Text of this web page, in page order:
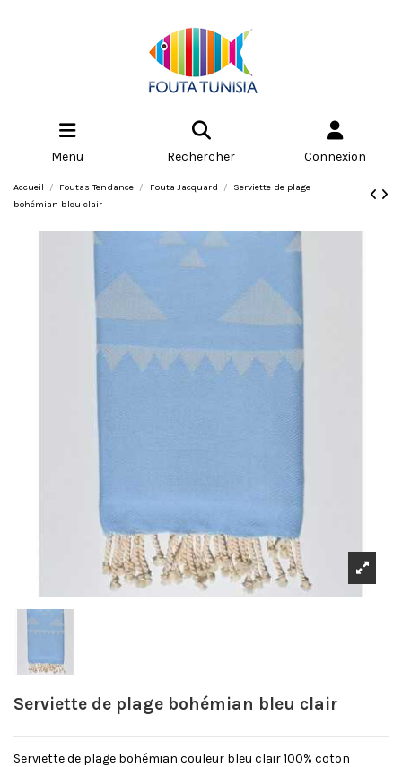
Menu Rechercher Connexion
Accueil Foutas Tendance Fouta Jacquard
Serviette de plage
bohémian bleu clair
Serviette de plage bohémian bleu clair
Serviette de plage bohémian couleur bleu clair 100% coton